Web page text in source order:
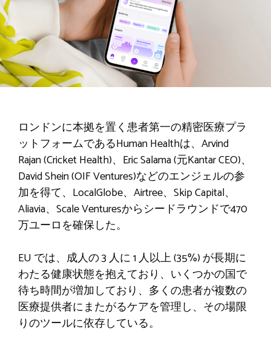
ロンドンに本拠を置く患者第一の精密医療プラ
ットフォームであるHuman Healthは、Arvind
Rajan (Cricket Health)、Eric Salama (元Kantar CEO)、
David Shein (OIF Ventures)などのエンジェルの参
加を得て、LocalGlobe、Airtree、Skip Capital、
Aliavia、Scale Venturesからシードラウンドで470
万ユーロを確保した。
EU では、成人の 3 人に 1 人以上 (35%) が長期に
わたる健康状態を抱えており、いくつかの国で
待ち時間が増加しており、多くの患者が複数の
医療提供者にまたがるケアを管理し、その場限
りのツールに依存している。